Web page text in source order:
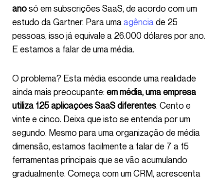
anosó em subscrições SaaS, de acordo com um
estudo da Gartner. Para uma agência de 25
pessoas, isso já equivale a 26.000 dólares por ano.
E estamos a falar de uma média.
O problema? Esta média esconde uma realidade
ainda mais preocupante: em média, uma empresa
utiliza 125 aplicações SaaS diferentes. Cento e
vinte e cinco. Deixa que isto se entenda por um
segundo. Mesmo para uma organização de média
dimensão, estamos facilmente a falar de 7 a 15
ferramentas principais que se vão acumulando
gradualmente. Começa com um CRM, acrescenta